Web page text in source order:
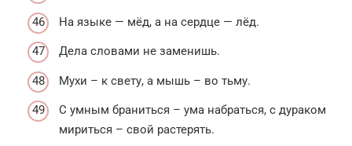
На языке — мёд, а на сердце — лёд.
Дела словами не заменишь.
Мухи – к свету, а мышь – во тьму.
С умным браниться – ума набраться, с дураком
мириться – свой растерять.